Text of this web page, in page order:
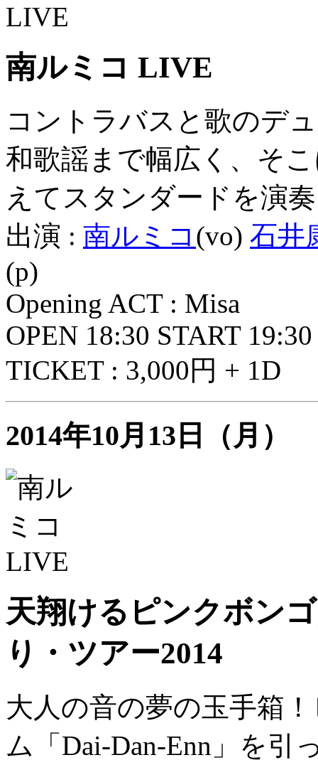
南ルミコ LIVE
コントラバスと歌のデ
和歌謡まで幅広く、そ
えてスタンダードを演
出演 : 南ルミコ (vo) 石井
(p)
Opening ACT : Misa
OPEN 18:30 START 19:30
TICKET : 3,000円 + 1D
2014年10月13日（月）
天翔けるピンクボン
り・ツアー2014
大人の音の夢の玉手箱
ム「Dai-Dan-Enn」を引